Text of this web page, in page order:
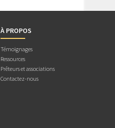
À PROPOS
Témoignages
Ressources
Prêteurs et associations
Contactez-nous